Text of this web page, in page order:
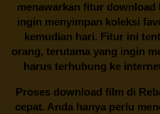
menawarkan fitur download
ingin menyimpan koleksi
kemudian hari. Fitur ini
orang, terutama yang ingin
harus terhubung ke
Proses download film di
cepat. Anda hanya perlu